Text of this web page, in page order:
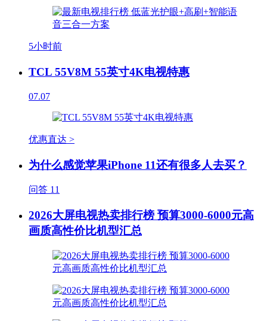
5小时前
TCL 55V8M 55英寸4K电视特惠
07.07
优惠直达 >
为什么感觉苹果iPhone 11还有很多人去买？
问答 11
2026大屏电视热卖排行榜 预算3000-6000元高
画质高性价比机型汇总